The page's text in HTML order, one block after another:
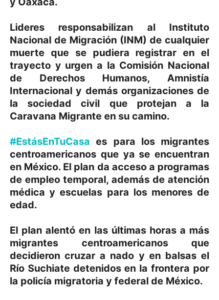
Lideres responsabilizan al Instituto
Nacional de Migración (INM) de cualquier
muerte que se pudiera registrar en el
trayecto y urgen a la Comisión Nacional
de Derechos Humanos, Amnistía
Internacional y demás organizaciones de
la sociedad civil que protejan a la
Caravana Migrante en su camino.
#EstásEnTuCasa es para los migrantes
centroamericanos que ya se encuentran
en México. El plan da acceso a programas
de empleo temporal, además de atención
médica y escuelas para los menores de
edad.
El plan alentó en las últimas horas a más
migrantes centroamericanos que
decidieron cruzar a nado y en balsas el
Río Suchiate detenidos en la frontera por
la policía migratoria y federal de México.